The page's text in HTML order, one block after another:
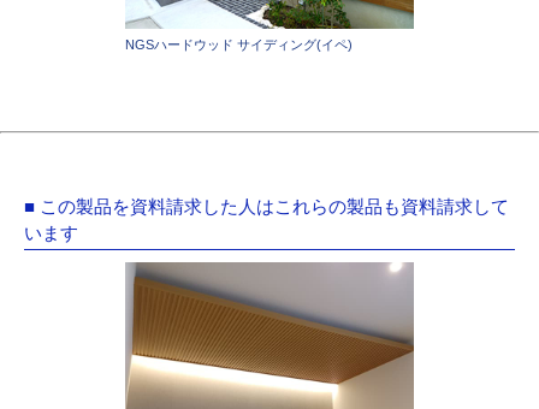
NGSハードウッド サイディング(イペ)
■ この製品を資料請求した人はこれらの製品も資料請求して
います